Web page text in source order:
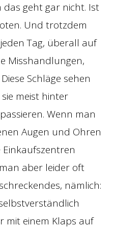
das geht gar nicht. Ist
Und trotzdem
Tag, überall auf
Misshandlungen,
Schläge sehen
meist hinter
Wenn man
Augen und Ohren
aber leider oft
nämlich:
mit einem Klaps auf